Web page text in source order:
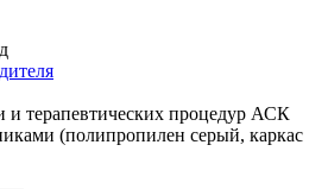
и терапевтических процедур АСК
(полипропилен серый, каркас